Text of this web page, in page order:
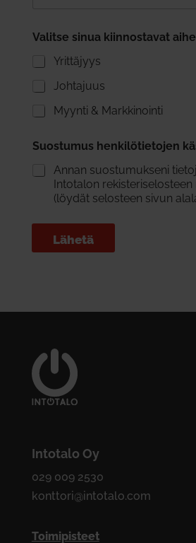
Valitse sinua kiinnostavat
Yrittäjyys
Johtajuus
Myynti & Markkinointi
Suostumus henkilötietojen
Annan suostumukseni
Intotalon rekisteriselosteen
(löydät selosteen sivun
Lähetä
Intotalo Oy
029 009 2530
konttori@intotalo.com
Toimipisteet